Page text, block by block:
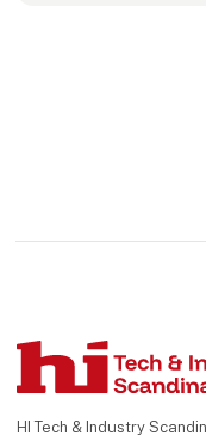
HI Tech & Industry